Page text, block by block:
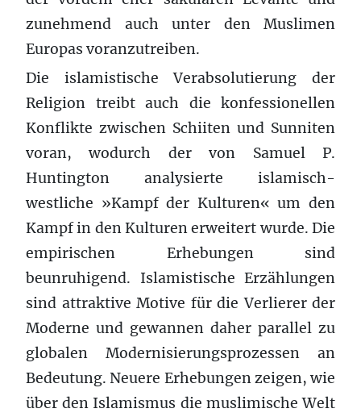
zunehmend auch unter den Muslimen
Europas voranzutreiben.
Die islamistische Verabsolutierung der
Religion treibt auch die konfessionellen
Konflikte zwischen Schiiten und Sunniten
voran, wodurch der von Samuel P.
Huntington analysierte islamisch-
westliche »Kampf der Kulturen« um den
Kampf in den Kulturen erweitert wurde. Die
empirischen Erhebungen sind
beunruhigend. Islamistische Erzählungen
sind attraktive Motive für die Verlierer der
Moderne und gewannen daher parallel zu
globalen Modernisierungsprozessen an
Bedeutung. Neuere Erhebungen zeigen, wie
über den Islamismus die muslimische Welt